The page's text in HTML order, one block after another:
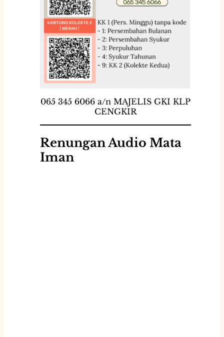
065 345 6066 a/n MAJELIS GKI KLP
CENGKIR
Renungan Audio Mata
Iman